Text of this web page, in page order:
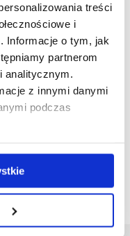
treści
i
Informacje o tym, jak
partnerom
analitycznym.
z innymi danymi
podczas
e-
w mediach
profile.php?
edytorzy_ur